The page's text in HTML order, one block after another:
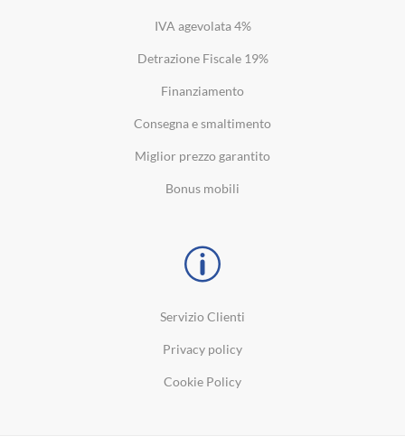
IVA agevolata 4%
Detrazione Fiscale 19%
Finanziamento
Consegna e smaltimento
Miglior prezzo garantito
Bonus mobili
Servizio Clienti
Privacy policy
Cookie Policy